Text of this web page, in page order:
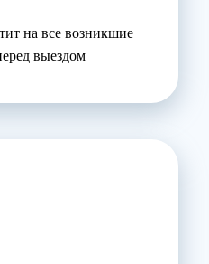
на все возникшие
выездом